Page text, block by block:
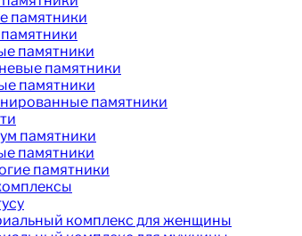
памятники
памятники
памятники
памятники
памятники
памятники
памятники
памятники
комплекс для женщины